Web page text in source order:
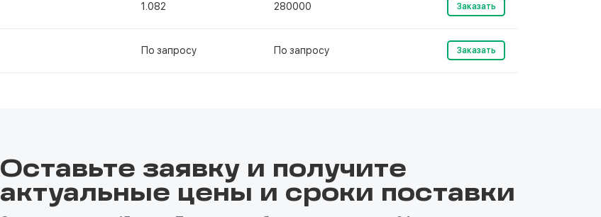
1.082 280000 Заказать
По запросу По запросу Заказать
Оставьте заявку и получите
актуальные цены и сроки поставки